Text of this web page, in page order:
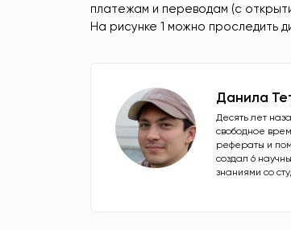
платежам и переводам (с
На рисунке 1 можно проследить
Данила
Десять лет
свободное
рефераты и
создал 6
знаниями со